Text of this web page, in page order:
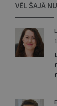
VĒL ŠAJĀ